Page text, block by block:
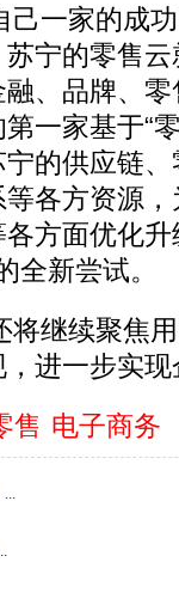
己一家的成
宁的零售
、品牌、
一家基于“
的供应链
各方资源
方面优化
全新尝试。
将继续聚焦
进一步实
售 电子商务
...